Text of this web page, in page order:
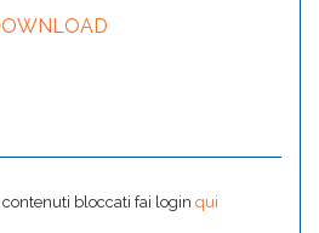
bloccati fai login qui